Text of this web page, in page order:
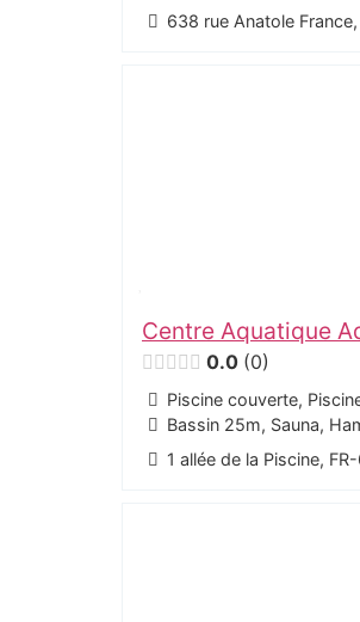
638 rue Anatole
Centre Aquatique
0.0 0
Piscine couverte,
Bassin 25m, Sauna,
1 allée de la Piscine,